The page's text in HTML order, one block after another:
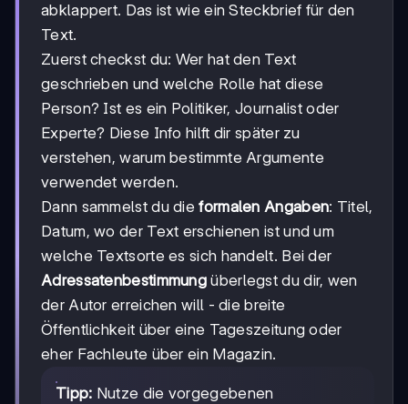
abklappert. Das ist wie ein Steckbrief für den
Text.
Zuerst checkst du: Wer hat den Text
geschrieben und welche Rolle hat diese
Person? Ist es ein Politiker, Journalist oder
Experte? Diese Info hilft dir später zu
verstehen, warum bestimmte Argumente
verwendet werden.
Dann sammelst du dieformalen Angaben: Titel,
Datum, wo der Text erschienen ist und um
welche Textsorte es sich handelt. Bei der
Adressatenbestimmung überlegst du dir, wen
der Autor erreichen will - die breite
Öffentlichkeit über eine Tageszeitung oder
eher Fachleute über ein Magazin.
Tipp: Nutze die vorgegebenen